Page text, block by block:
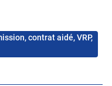
contrat aidé, VRP,